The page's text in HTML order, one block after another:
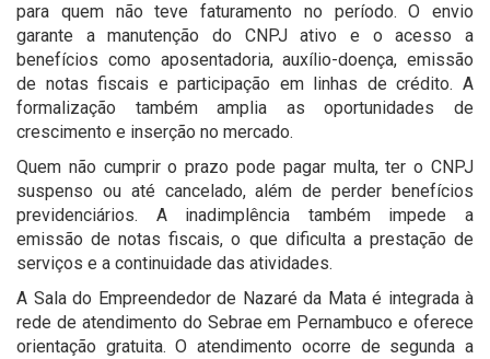
para quem não teve faturamento no período. O envio
garante a manutenção do CNPJ ativo e o acesso a
benefícios como aposentadoria, auxílio-doença, emissão
de notas fiscais e participação em linhas de crédito. A
formalização também amplia as oportunidades de
crescimento e inserção no mercado.
Quem não cumprir o prazo pode pagar multa, ter o CNPJ
suspenso ou até cancelado, além de perder benefícios
previdenciários. A inadimplência também impede a
emissão de notas fiscais, o que dificulta a prestação de
serviços e a continuidade das atividades.
A Sala do Empreendedor de Nazaré da Mata é integrada à
rede de atendimento do Sebrae em Pernambuco e oferece
orientação gratuita. O atendimento ocorre de segunda a